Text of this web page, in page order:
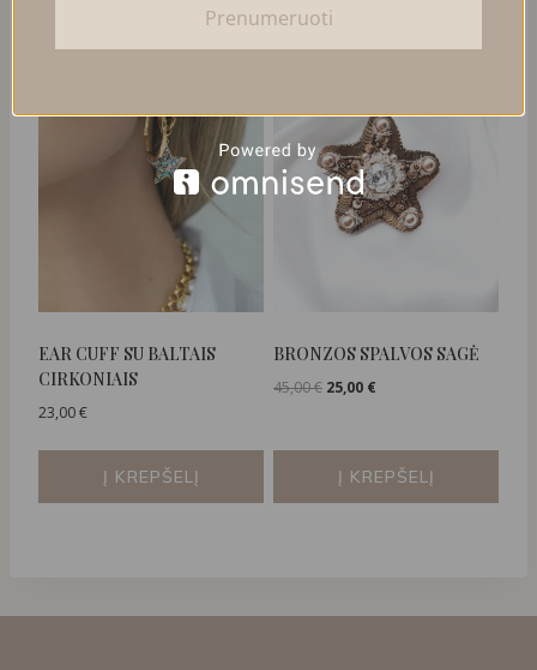
EAR CUFF SU BALTAIS
CIRKONIAIS
23,00€
Į KREPŠELĮ
NUOLAIDA
BRONZOS SPALVOS SAGĖ
45,00€ Original
45,00 €.
25,00 €
25,00 €.
Į KREPŠELĮ
Prenumeruoti